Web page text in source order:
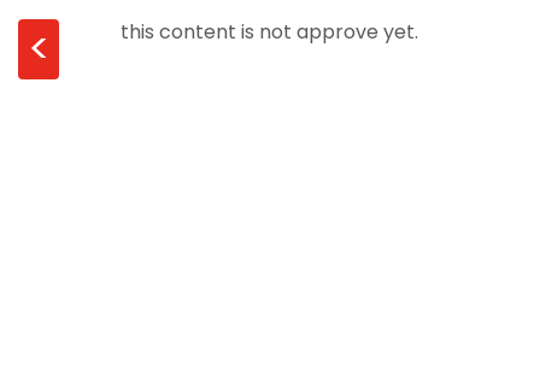
< this content is not approve yet.